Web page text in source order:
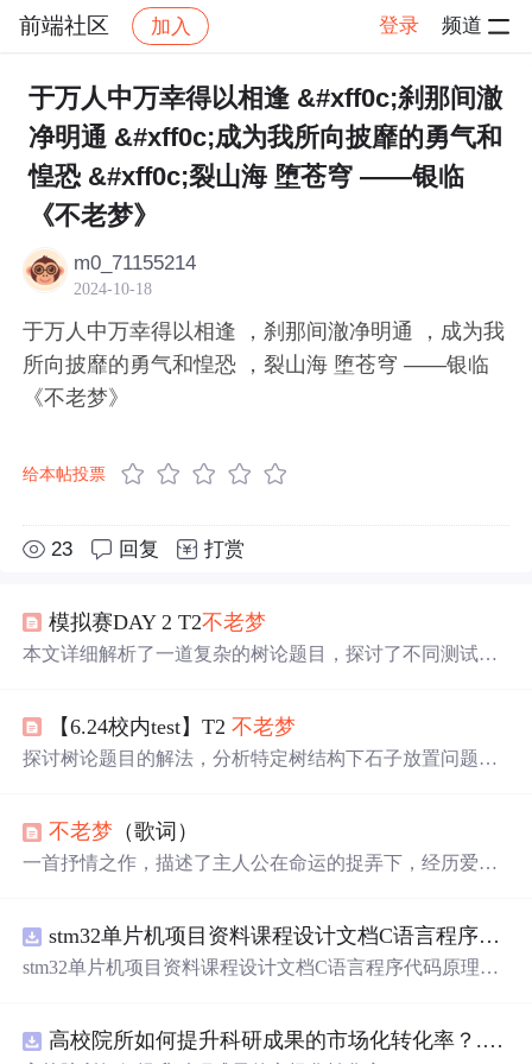
前端社区 加入 登录 频道
社区 前端社区 感慨 帖子详情
于万人中万幸得以相逢 &#xff0c;刹那间澈
净明通 &#xff0c;成为我所向披靡的勇气和
惶恐 &#xff0c;裂山海 堕苍穹 ——银临
《不老梦》
m0_71155214
2024-10-18
于万人中万幸得以相逢 ，刹那间澈净明通 ，成为我
所向披靡的勇气和惶恐 ，裂山海 堕苍穹 ——银临
《不老梦》
给本帖投票
23 回复 打赏
模拟赛DAY 2 T2不老梦
本文详细解析了一道复杂的树论题目，探讨了不同测试点
的数学归纳证明。
【6.24校内test】T2不老梦
探讨树论题目的解法，分析特定树结构下石子放置问题的
不老梦 （歌词）
一首抒情之作，描述了主人公在命运的捉弄下，经历爱情
stm32单片机项目资料课程设计文档C语言程序代码原理图电路PCB实例悬挂运动控制系统论文资料
stm32单片机项目资料课程设计文档C语言程序代码原理图
高校院所如何提升科研成果的市场化转化率？.docx